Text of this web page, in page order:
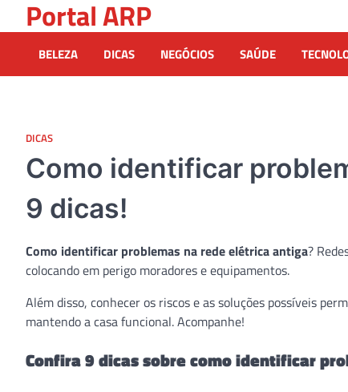
to
content
Portal ARP
BELEZA DICAS NEGÓCIOS SAÚDE
DICAS
Como identificar
9 dicas!
Como identificar problemas na rede elétrica antiga?
colocando em perigo moradores e equipamentos.
Além disso, conhecer os riscos e as soluções possíveis
mantendo a casa funcional. Acompanhe!
Confira 9 dicas sobre como identificar